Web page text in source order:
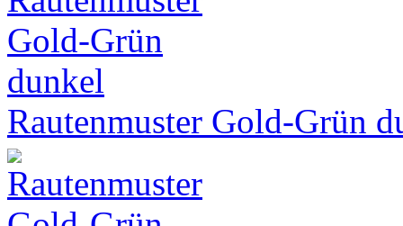
Rautenmuster Gold-Grün